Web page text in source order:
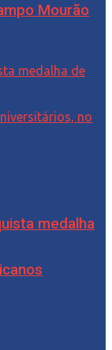
Mourão
medalha